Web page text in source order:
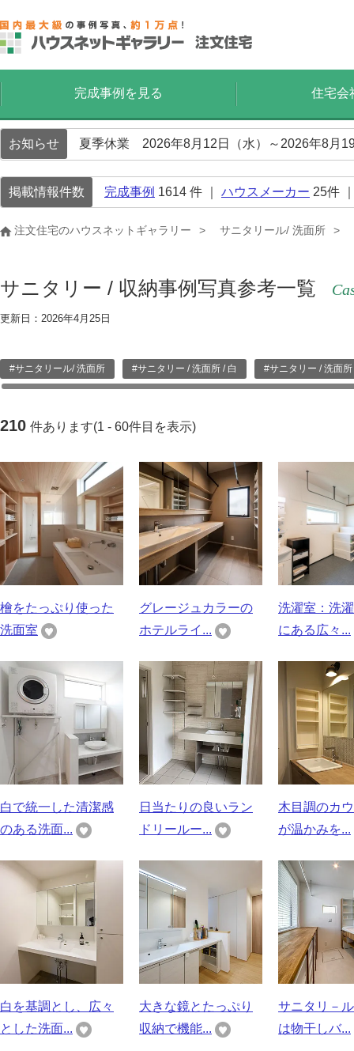
完成事例を見る 住宅会
お知らせ 夏季休業 2026年8月12日（水）～2026年8月
掲載情報件数 完成事例 1614 件 ｜ ハウスメーカー 25件
注文住宅のハウスネットギャラリー サニタリール/ 洗面所
サニタリー / 収納事例写真参考一覧
更新日：2026年4月25日
#サニタリール/ 洗面所 #サニタリー / 洗面所 / 白 #サニタリー / 洗面所
210 件あります(1 - 60件目を表示)
檜をたっぷり使った
洗面室
グレージュカラーの
ホテルライ...
洗濯室：洗
にある広々...
白で統一した清潔感
のある洗面...
日当たりの良いラン
ドリールー...
木目調のカ
が温かみを...
白を基調とし、広々
とした洗面...
大きな鏡とたっぷり
収納で機能...
サニタリ－
は物干しバ...